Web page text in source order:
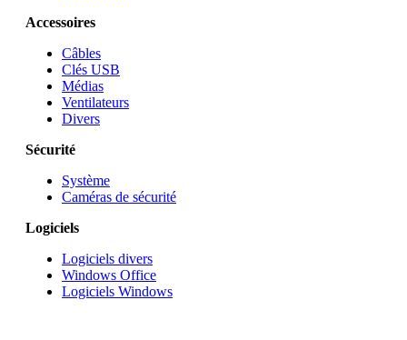
Accessoires
Câbles
Clés USB
Médias
Ventilateurs
Divers
Sécurité
Système
Caméras de sécurité
Logiciels
Logiciels divers
Windows Office
Logiciels Windows